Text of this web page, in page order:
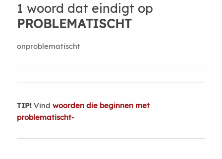
1 woord dat eindigt op
PROBLEMATISCHT
onproblematischt
TIP!Vind woorden die beginnen met
problematischt-